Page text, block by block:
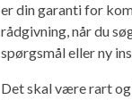
er din garanti for
rådgivning, når du
spørgsmål eller ny
Det skal være rart